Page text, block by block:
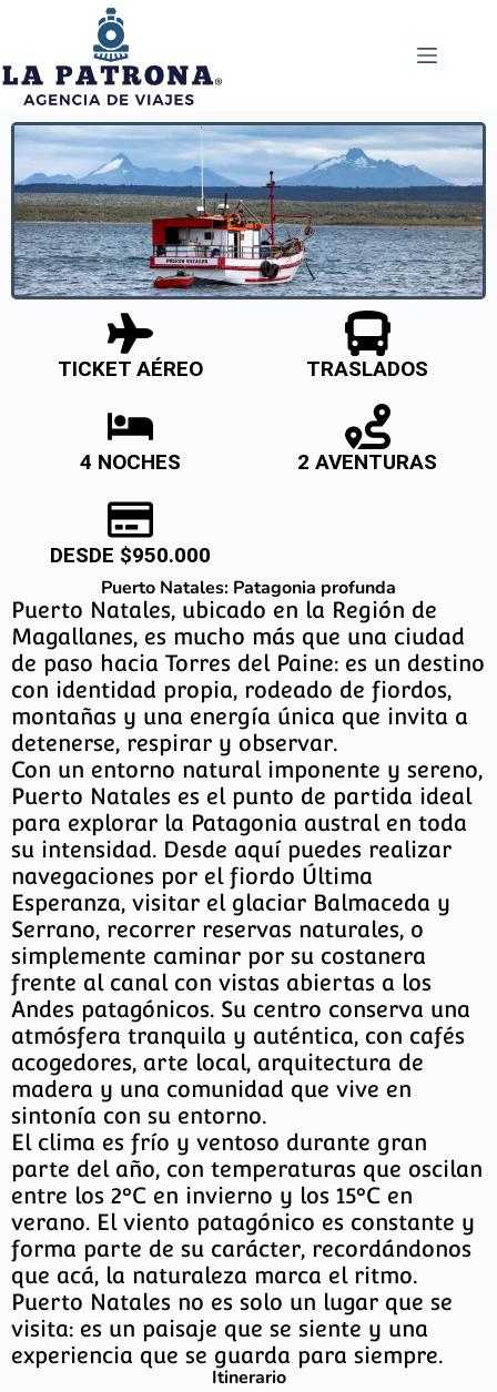
TICKET AÉREO TRASLADOS
4 NOCHES 2 AVENTURAS
DESDE $950.000
Puerto Natales: Patagonia profunda
Puerto Natales, ubicado en la Región de
Magallanes, es mucho más que una ciudad
de paso hacia Torres del Paine: es un destino
con identidad propia, rodeado de fiordos,
montañas y una energía única que invita a
detenerse, respirar y observar.
Con un entorno natural imponente y sereno,
Puerto Natales es el punto de partida ideal
para explorar la Patagonia austral en toda
su intensidad. Desde aquí puedes realizar
navegaciones por el fiordo Última
Esperanza, visitar el glaciar Balmaceda y
Serrano, recorrer reservas naturales, o
simplemente caminar por su costanera
frente al canal con vistas abiertas a los
Andes patagónicos. Su centro conserva una
atmósfera tranquila y auténtica, con cafés
acogedores, arte local, arquitectura de
madera y una comunidad que vive en
sintonía con su entorno.
El clima es frío y ventoso durante gran
parte del año, con temperaturas que oscilan
entre los 2°C en invierno y los 15°C en
verano. El viento patagónico es constante y
forma parte de su carácter, recordándonos
que acá, la naturaleza marca el ritmo.
Puerto Natales no es solo un lugar que se
visita: es un paisaje que se siente y una
experiencia que se guarda para siempre.
Itinerario